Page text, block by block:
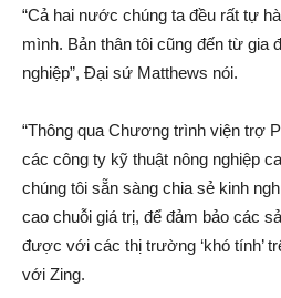
“Cả hai nước chúng ta đều rất tự
mình. Bản thâ‌n tôi cũng đến từ gia
nghiệp”, Đại sứ Matthews nói.
“Thông qua Chương trình việ‌n trợ
các công ty kỹ thuật nông nghiệp
chúng tôi sẵn sàng chia sẻ kinh
cao chuỗi giá trị, để đảm bảo các
được với các thị trường ‘khó tính’
với Zing.